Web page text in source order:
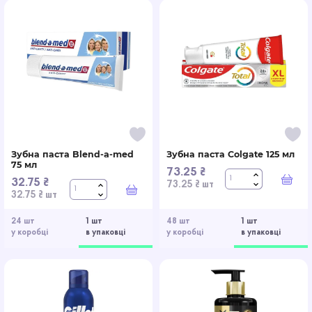
24 шт
у коробці
1 шт
в упаковці
Зубна паста Blend-a-med
75 мл
32.75 ₴
32.75 ₴ шт У кошик
48 шт
у коробці
1 шт
в упаковці
Зубна паста Colgate 125 мл
73.25 ₴
73.25 ₴ шт У